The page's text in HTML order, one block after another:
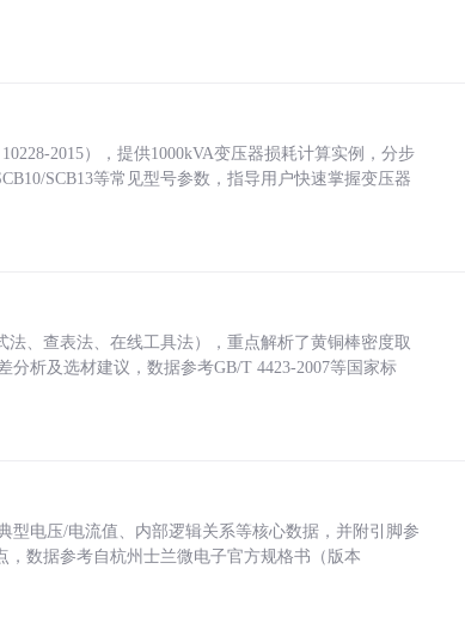
2015），提供1000kVA变压器损耗计算实例，分步
SCB13等常见型号参数，指导用户快速掌握变压器
、查表法、在线工具法），重点解析了黄铜棒密度取
分析及选材建议，数据参考GB/T 4423-2007等国家标
型电压/电流值、内部逻辑关系等核心数据，并附引脚参
数据参考自杭州士兰微电子官方规格书（版本